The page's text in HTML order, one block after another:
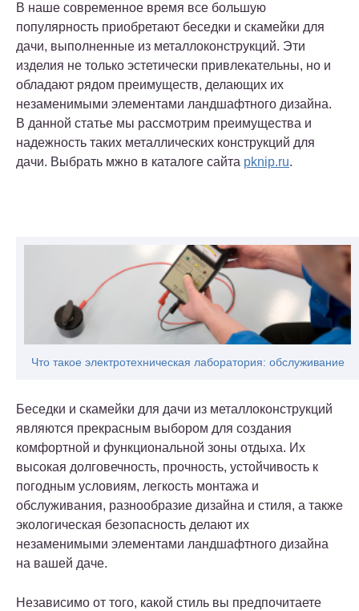
В наше современное время все большую
популярность приобретают беседки и скамейки для
дачи, выполненные из металлоконструкций. Эти
изделия не только эстетически привлекательны, но и
обладают рядом преимуществ, делающих их
незаменимыми элементами ландшафтного дизайна.
В данной статье мы рассмотрим преимущества и
надежность таких металлических конструкций для
дачи. Выбрать мжно в каталоге сайта pknip.ru.
Что такое электротехническая лаборатория: обслуживание
Беседки и скамейки для дачи из металлоконструкций
являются прекрасным выбором для создания
комфортной и функциональной зоны отдыха. Их
высокая долговечность, прочность, устойчивость к
погодным условиям, легкость монтажа и
обслуживания, разнообразие дизайна и стиля, а также
экологическая безопасность делают их
незаменимыми элементами ландшафтного дизайна
на вашей даче.
Независимо от того, какой стиль вы предпочитаете